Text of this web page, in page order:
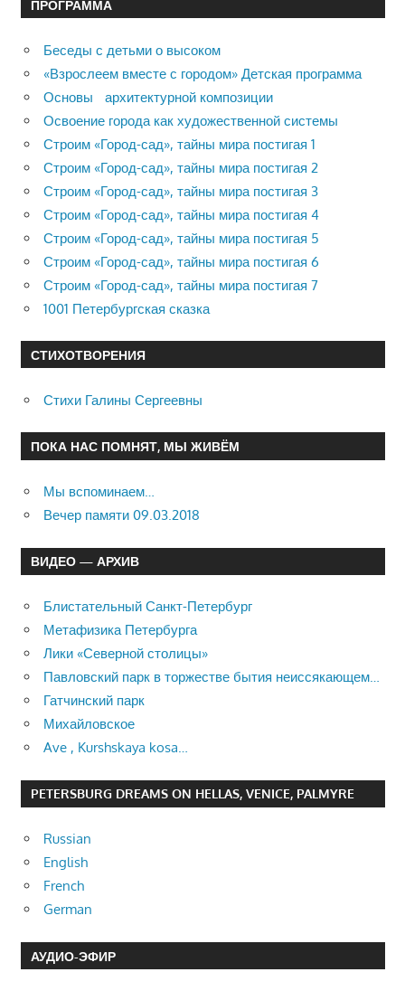
ПРОГРАММА
Беседы с детьми о высоком
«Взрослеем вместе с городом» Детская программа
Основы архитектурной композиции
Освоение города как художественной системы
Строим «Город-сад», тайны мира постигая 1
Строим «Город-сад», тайны мира постигая 2
Строим «Город-сад», тайны мира постигая 3
Строим «Город-сад», тайны мира постигая 4
Строим «Город-сад», тайны мира постигая 5
Строим «Город-сад», тайны мира постигая 6
Строим «Город-сад», тайны мира постигая 7
1001 Петербургская сказка
СТИХОТВОРЕНИЯ
Стихи Галины Сергеевны
ПОКА НАС ПОМНЯТ, МЫ ЖИВЁМ
Мы вспоминаем…
Вечер памяти 09.03.2018
ВИДЕО — АРХИВ
Блистательный Санкт-Петербург
Метафизика Петербурга
Лики «Северной столицы»
Павловский парк в торжестве бытия неиссякающем…
Гатчинский парк
Михайловское
Ave , Kurshskaya kosa…
PETERSBURG DREAMS ON HELLAS, VENICE, PALMYRE
Russian
English
French
German
АУДИО-ЭФИР